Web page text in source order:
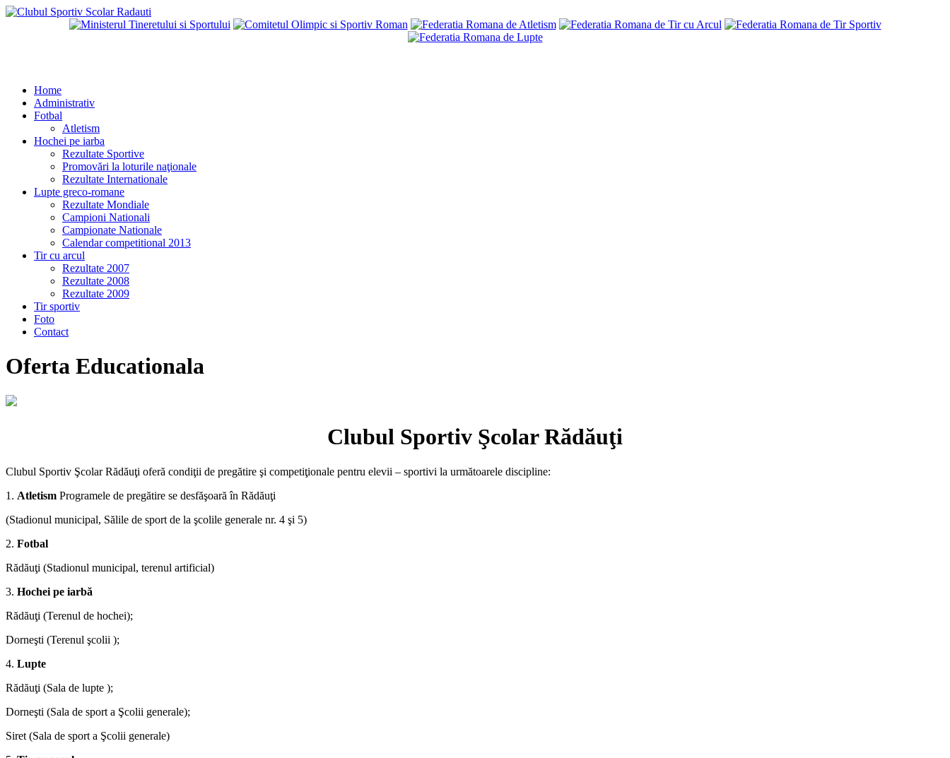
Home
Administrativ
Fotbal
Atletism
Hochei pe iarba
Rezultate Sportive
Promovări la loturile naţionale
Rezultate Internationale
Lupte greco-romane
Rezultate Mondiale
Campioni Nationali
Campionate Nationale
Calendar competitional 2013
Tir cu arcul
Rezultate 2007
Rezultate 2008
Rezultate 2009
Tir sportiv
Foto
Contact
Oferta Educationala
Clubul Sportiv Şcolar Rădăuţi
Clubul Sportiv Şcolar Rădăuţi oferă condiţii de pregătire şi competiţionale pentru elevii – sportivi la următoarele discipline:
1. Atletism Programele de pregătire se desfăşoară în Rădăuţi
(Stadionul municipal, Sălile de sport de la şcolile generale nr. 4 şi 5)
2. Fotbal
Rădăuţi (Stadionul municipal, terenul artificial)
3. Hochei pe iarbă
Rădăuţi (Terenul de hochei);
Dorneşti (Terenul şcolii );
4. Lupte
Rădăuţi (Sala de lupte );
Dorneşti (Sala de sport a Şcolii generale);
Siret (Sala de sport a Şcolii generale)